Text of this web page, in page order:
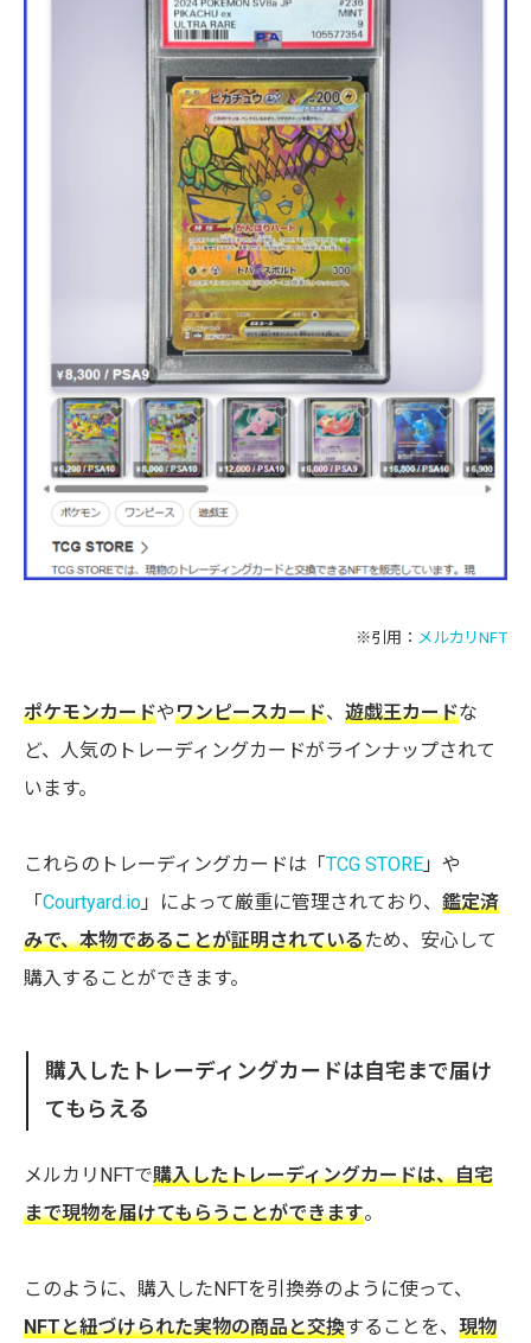
※引用： メルカリNFT
ポケモンカードやワンピースカード、 遊戯王カードな
ど、人気のトレーディングカードがラインナップされて
います。
これらのトレーディングカードは「TCG STORE 」や
「Courtyard.io 」によって厳重に管理されており、 鑑定済
みで、本物であることが証明されているため、安心して
購入することができます。
購入したトレーディングカードは自宅まで届け
てもらえる
メルカリNFTで購入したトレーディングカードは、自宅
まで現物を届けてもらうことができます。
このように、購入したNFTを引換券のように使って、
NFTと紐づけられた実物の商品と交換することを、 現物